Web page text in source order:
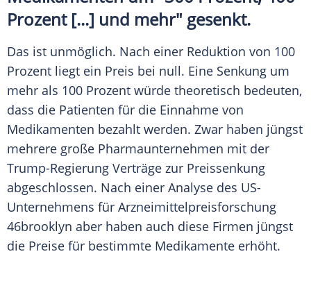
Prozent [...] und mehr" gesenkt.
Das ist unmöglich. Nach einer Reduktion von 100
Prozent liegt ein Preis bei null. Eine Senkung um
mehr als 100 Prozent würde theoretisch bedeuten,
dass die Patienten für die Einnahme von
Medikamenten bezahlt werden. Zwar haben jüngst
mehrere große Pharmaunternehmen mit der
Trump-Regierung Verträge zur Preissenkung
abgeschlossen. Nach einer Analyse des US-
Unternehmens für Arzneimittelpreisforschung
46brooklyn aber haben auch diese Firmen jüngst
die Preise für bestimmte Medikamente erhöht.